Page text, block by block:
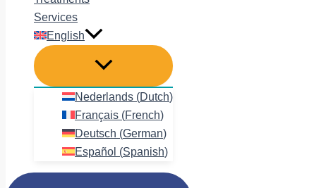
Services
English
Nederlands (Dutch)
Français (French)
Deutsch (German)
Español (Spanish)